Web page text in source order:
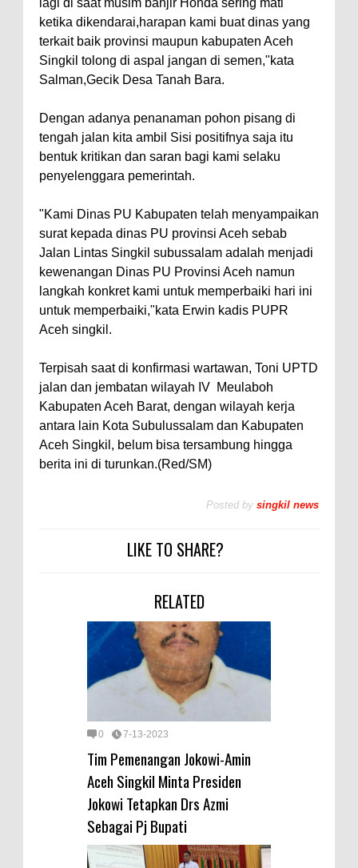
ketika dikendarai,harapan kami buat dinas yang
terkait baik provinsi maupun kabupaten Aceh
Singkil tolong di aspal jangan di semen,"kata
Salman,Gecik Desa Tanah Bara.
Dengan adanya penanaman pohon pisang di
tengah jalan kita ambil Sisi positifnya saja itu
bentuk kritikan dan saran bagi kami selaku
penyelenggara pemerintah.
"Kami Dinas PU Kabupaten telah menyampaikan
surat kepada dinas PU provinsi Aceh sebab
Jalan Lintas Singkil subussalam adalah menjadi
kewenangan Dinas PU Provinsi Aceh namun
langkah konkret kami untuk memperbaiki hari ini
untuk memperbaiki,"kata Erwin kadis PUPR
Aceh singkil.
Terpisah saat di konfirmasi wartawan, Toni UPTD
jalan dan jembatan wilayah IV Meulaboh
Kabupaten Aceh Barat, dengan wilayah kerja
antara lain Kota Subulussalam dan Kabupaten
Aceh Singkil, belum bisa tersambung hingga
berita ini di turunkan.(Red/SM)
Posted by singkil news
LIKE TO SHARE?
RELATED
0 7-13-2023
Tim Pemenangan Jokowi-Amin
Aceh Singkil Minta Presiden
Jokowi Tetapkan Drs Azmi
Sebagai Pj Bupati